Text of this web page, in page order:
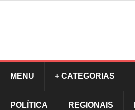
MENU + CATEGORIAS
POLÍTICA REGIONAIS